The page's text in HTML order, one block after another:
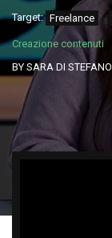
Target: Freelance
Creazione contenuti
BY SARA DI STEFANO